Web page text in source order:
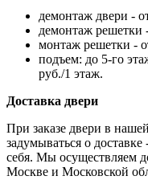
демонтаж двери -
демонтаж решетки
монтаж решетки -
подъем: до 5-го
руб./1 этаж.
Доставка двери
При заказе двери в
задумываться о
себя. Мы осуществляем
Москве и Московской